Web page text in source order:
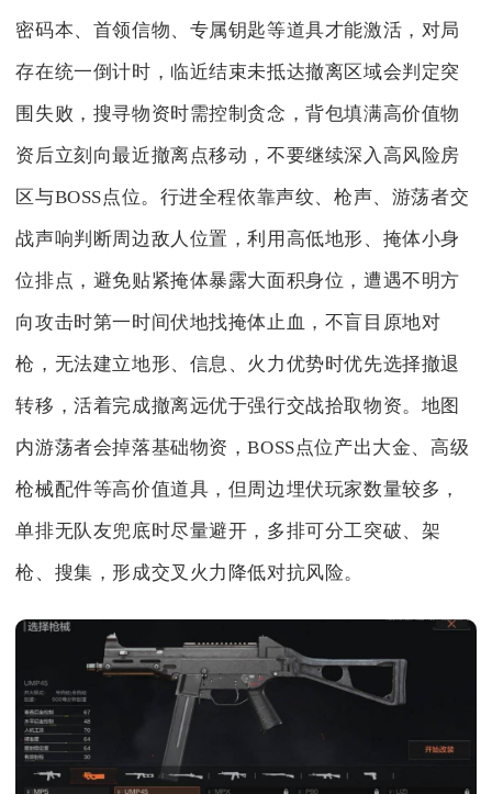
密码本、首领信物、专属钥匙等道具才能激活，对局
存在统一倒计时，临近结束未抵达撤离区域会判定突
围失败，搜寻物资时需控制贪念，背包填满高价值物
资后立刻向最近撤离点移动，不要继续深入高风险房
区与BOSS点位。行进全程依靠声纹、枪声、游荡者交
战声响判断周边敌人位置，利用高低地形、掩体小身
位排点，避免贴紧掩体暴露大面积身位，遭遇不明方
向攻击时第一时间伏地找掩体止血，不盲目原地对
枪，无法建立地形、信息、火力优势时优先选择撤退
转移，活着完成撤离远优于强行交战拾取物资。地图
内游荡者会掉落基础物资，BOSS点位产出大金、高级
枪械配件等高价值道具，但周边埋伏玩家数量较多，
单排无队友兜底时尽量避开，多排可分工突破、架
枪、搜集，形成交叉火力降低对抗风险。